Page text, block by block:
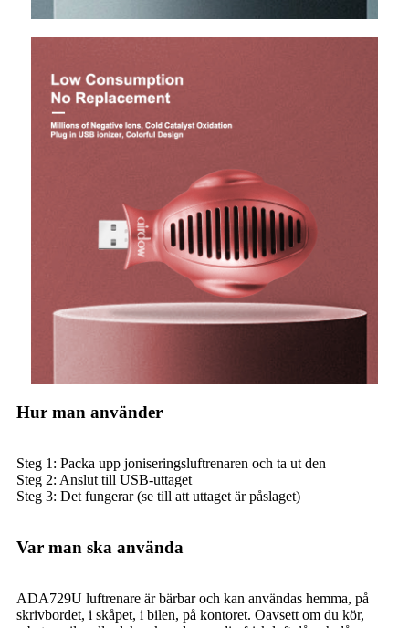
Hur man använder
Steg 1: Packa upp joniseringsluftrenaren och ta ut den
Steg 2: Anslut till USB-uttaget
Steg 3: Det fungerar (se till att uttaget är påslaget)
Var man ska använda
ADA729U luftrenare är bärbar och kan användas hemma, på
skrivbordet, i skåpet, i bilen, på kontoret. Oavsett om du kör,